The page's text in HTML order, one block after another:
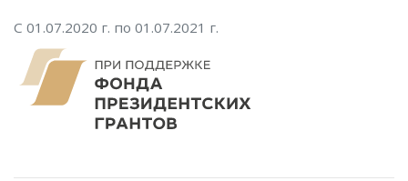
С 01.07.2020 г. по 01.07.2021 г.